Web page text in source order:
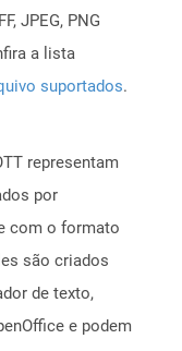
JPEG, PNG
a lista
suportados.
representam
por
com o formato
são criados
de texto,
e podem